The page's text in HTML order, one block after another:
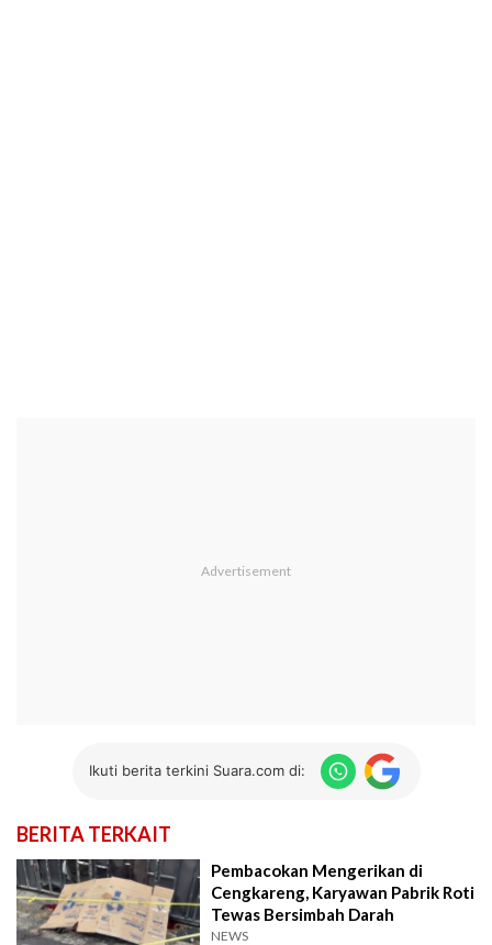
Ikuti berita terkini Suara.com di:
BERITA TERKAIT
Pembacokan Mengerikan di
Cengkareng, Karyawan Pabrik Roti
Tewas Bersimbah Darah
NEWS